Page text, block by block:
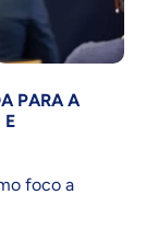
PARA A
E
foco a